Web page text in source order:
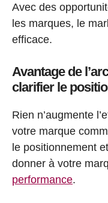
Avec des
les marques, le
efficace.
Avantage de
clarifier le
Rien n’augmente
votre marque
le positionnement
donner à votre
performance.